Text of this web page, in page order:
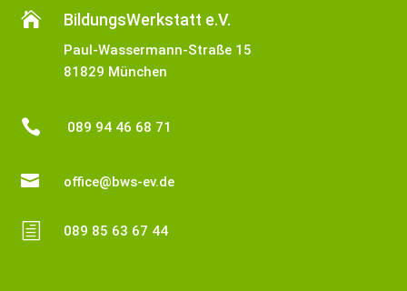
 BildungsWerkstatt e.V.
Paul-Wassermann-Straße 15
81829 München
 089 94 46 68 71
 office@bws-ev.de
h 089 85 63 67 44